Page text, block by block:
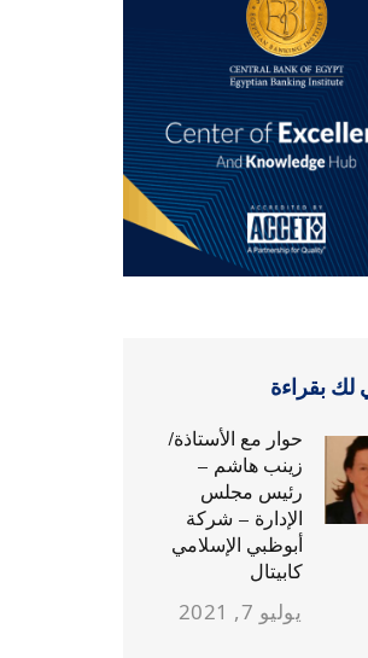
بقراءة
حوار مع الأستاذة/
زينب هاشم –
رئيس مجلس
الإدارة – شركة
أبوظبي الإسلامي
كابيتال
يوليو 7, 2021